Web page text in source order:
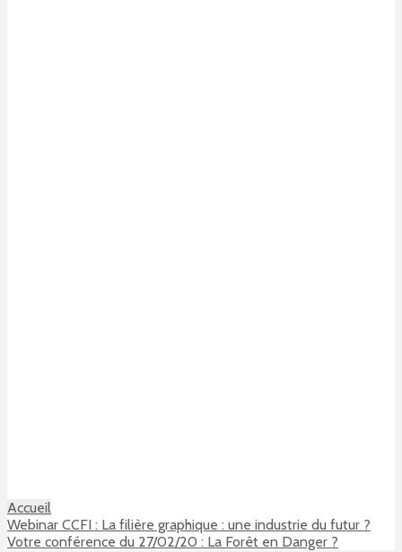
Accueil
Webinar CCFI : La filière graphique : une industrie du futur ?
Votre conférence du 27/02/20 : La Forêt en Danger ?